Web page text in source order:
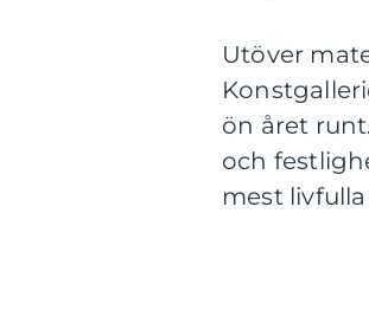
Utöver
ön året
och
mest livfulla